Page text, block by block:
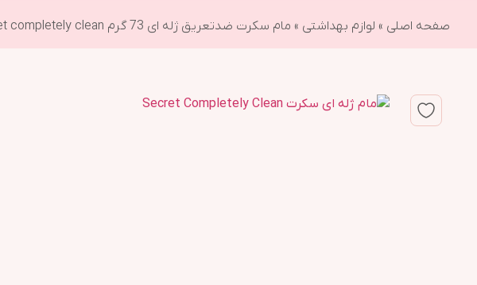
صفحه اصلی » لوازم بهداشتی » مام سکرت ضدتعریق ژله ای 73 گرم secret completely clean